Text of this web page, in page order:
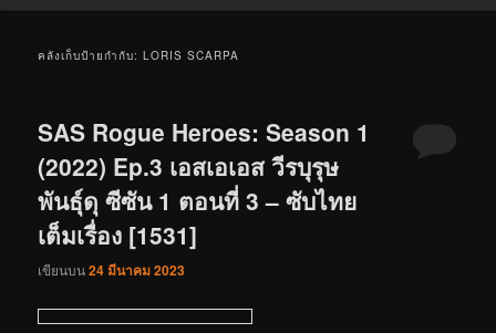
คลังเก็บป้ายกำกับ:LORIS SCARPA
SAS Rogue Heroes: Season 1
(2022) Ep.3 เอสเอเอส วีรบุรุษ
พันธุ์ดุ ซีซัน 1 ตอนที่ 3 – ซับไทย
เต็มเรื่อง [1531]
เขียนบน24 มีนาคม 2023